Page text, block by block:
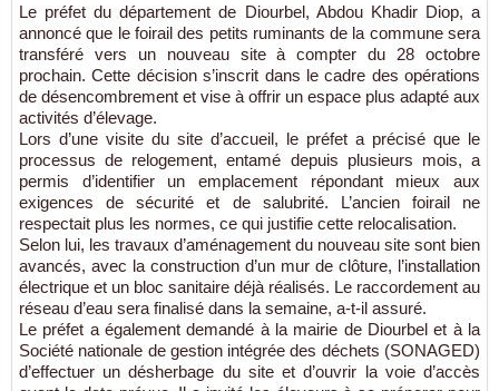
Le préfet du département de Diourbel, Abdou Khadir Diop, a
annoncé que le foirail des petits ruminants de la commune sera
transféré vers un nouveau site à compter du 28 octobre
prochain. Cette décision s’inscrit dans le cadre des opérations
de désencombrement et vise à offrir un espace plus adapté aux
activités d’élevage.
Lors d’une visite du site d’accueil, le préfet a précisé que le
processus de relogement, entamé depuis plusieurs mois, a
permis d’identifier un emplacement répondant mieux aux
exigences de sécurité et de salubrité. L’ancien foirail ne
respectait plus les normes, ce qui justifie cette relocalisation.
Selon lui, les travaux d’aménagement du nouveau site sont bien
avancés, avec la construction d’un mur de clôture, l’installation
électrique et un bloc sanitaire déjà réalisés. Le raccordement au
réseau d’eau sera finalisé dans la semaine, a-t-il assuré.
Le préfet a également demandé à la mairie de Diourbel et à la
Société nationale de gestion intégrée des déchets (SONAGED)
d’effectuer un désherbage du site et d’ouvrir la voie d’accès